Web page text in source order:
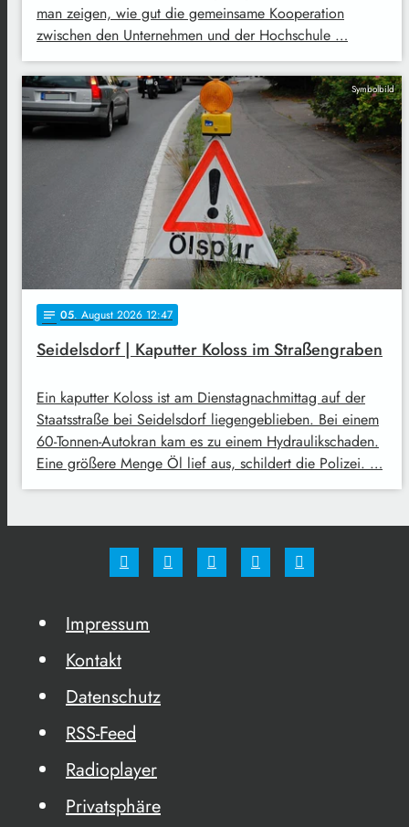
man zeigen, wie gut die gemeinsame Kooperation
zwischen den Unternehmen und der Hochschule …
Symbolbild
notes 05. August 2026 12:47
Seidelsdorf | Kaputter Koloss im Straßengraben
Ein kaputter Koloss ist am Dienstagnachmittag auf der
Staatsstraße bei Seidelsdorf liegengeblieben. Bei einem
60-Tonnen-Autokran kam es zu einem Hydraulikschaden.
Eine größere Menge Öl lief aus, schildert die Polizei. …
Impressum
Kontakt
Datenschutz
RSS-Feed
Radioplayer
Privatsphäre